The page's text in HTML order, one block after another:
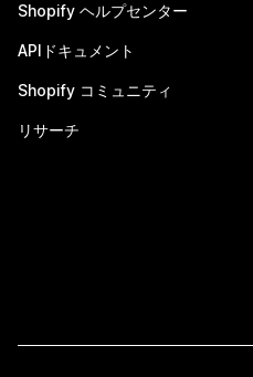
Shopify ヘルプセンター
APIドキュメント
Shopify コミュニティ
リサーチ